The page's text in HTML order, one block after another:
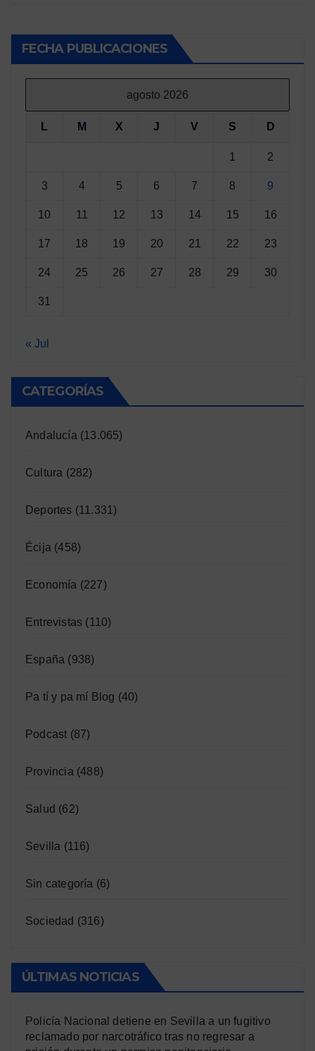
FECHA PUBLICACIONES
agosto 2026
L M X J V S D
1 2
3 4 5 6 7 8 9
10 11 12 13 14 15 16
17 18 19 20 21 22 23
24 25 26 27 28 29 30
31
« Jul
CATEGORÍAS
Andalucía (13.065)
Cultura (282)
Deportes (11.331)
Écija (458)
Economía (227)
Entrevistas (110)
España (938)
Pa tí y pa mí Blog (40)
Podcast (87)
Provincia (488)
Salud (62)
Sevilla (116)
Sin categoría (6)
Sociedad (316)
ÚLTIMAS NOTICIAS
Policía Nacional detiene en Sevilla a un fugitivo
reclamado por narcotráfico tras no regresar a